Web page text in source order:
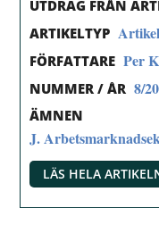
UTDRAG FRÅN
ARTIKELTYP Artikel
FÖRFATTARE Per
NUMMER / ÅR 8/
ÄMNEN
J.
LÄS HELA